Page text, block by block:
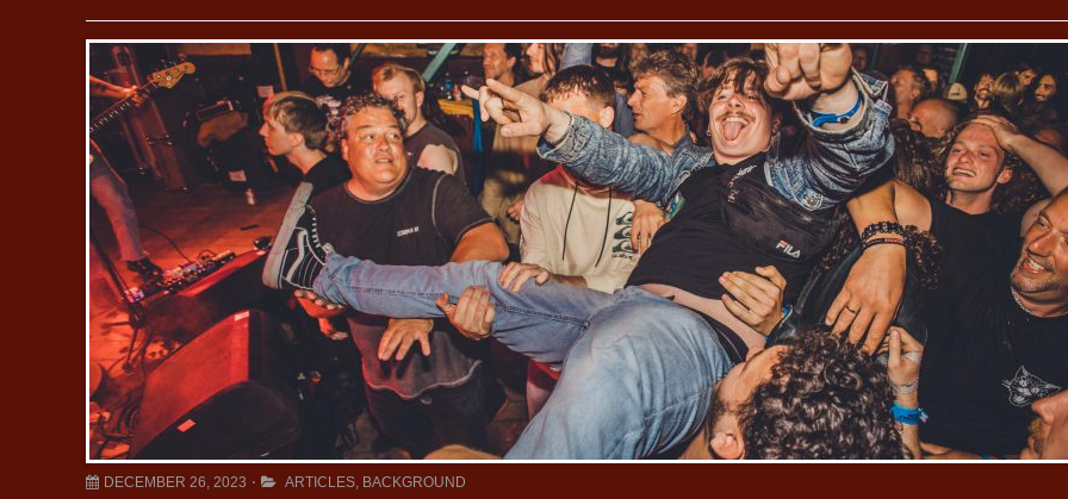
DECEMBER 26, 2023 ARTICLES, BACKGROUND